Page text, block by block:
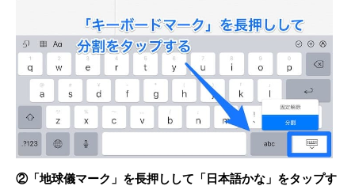
②「地球儀マーク」を長押しして「日本語かな」をタップす